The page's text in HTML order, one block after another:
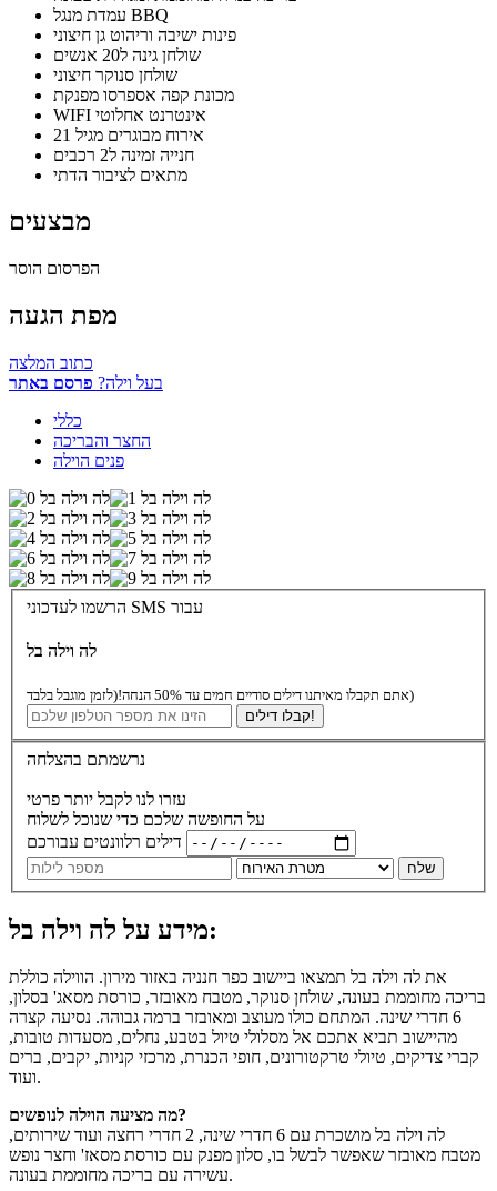
עמדת מנגל BBQ
פינות ישיבה וריהוט גן חיצוני
שולחן גינה ל20 אנשים
שולחן סנוקר חיצוני
מכונת קפה אספרסו מפנקת
אירוח מבוגרים מגיל 21
חנייה זמינה ל2 רכבים
מתאים לציבור הדתי
מבצעים
הפרסום הוסר
מפת הגעה
כתוב המלצה
בעל וילה? פרסם באתר
כללי
החצר והבריכה
פנים הוילה
הרשמו לעדכוני SMS עבור
לה וילה בל
אתם תקבלו מאיתנו דילים סודיים חמים עד 50% הנחה!(לזמן מוגבל בלבד)
קבלו דילים!
נרשמתם בהצלחה
עזרו לנו לקבל יותר פרטי
על החופשה שלכם כדי שנוכל לשלוח
שלח
מידע על לה וילה בל:
את לה וילה בל תמצאו ביישוב כפר חנניה באזור מירון. הווילה כוללת
בריכה מחוממת בעונה, שולחן סנוקר, מטבח מאובזר, כורסת מסאג' בסלון,
6 חדרי שינה. המתחם כולו מעוצב ומאובזר ברמה גבוהה. נסיעה קצרה
מהיישוב תביא אתכם אל מסלולי טיול בטבע, נחלים, מסעדות טובות,
קברי צדיקים, טיולי טרקטורונים, חופי הכנרת, מרכזי קניות, יקבים, ברים
ועוד.
מה מציעה הוילה לנופשים?
לה וילה בל מושכרת עם 6 חדרי שינה, 2 חדרי רחצה ועוד שירותים,
מטבח מאובזר שאפשר לבשל בו, סלון מפנק עם כורסת מסאז' וחצר נופש
עשירה עם בריכה מחוממת בעונה.